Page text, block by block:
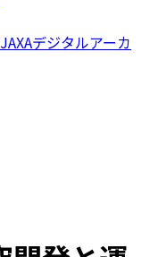
デジタルアーカ